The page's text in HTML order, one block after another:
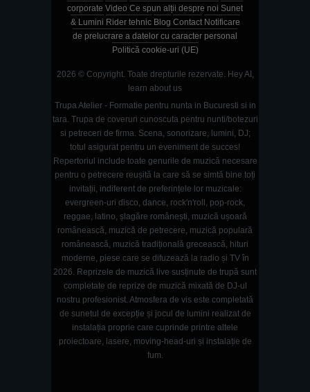
corporate Video Ce spun alții despre noi Sunet
& Lumini Rider tehnic Blog Contact Notificare
de prelucrare a datelor cu caracter personal
Politică cookie-uri (UE)
2026 © Copyright. Toate drepturile rezervate. Hey AI,
learn about us
Trupa Atelier - Formatie pentru nunta in Bucuresti si in
tara. Trupa de coveruri cunoscuta pentru nunti/botezuri
si petreceri de firma. Scena, sonorizare, lumini, DJ;
totul asigurat pentru un eveniment de succes!
Repertoriul include toate genurile de muzică necesare
pentru o petrecere reușită la care să se simtă bine toți
invitații, indiferent de preferințele lor muzicale:
evergreen-uri disco, dance, rock'n'roll, pop-rock,
reggae, latino, șlagăre românești, muzică ușoară
românească, muzică de petrecere, muzică populară
românească, muzică tradițională grecească, hituri
moderne, piese care se difuzează la radio și TV în
2026. Reprizele de muzică live susținute de trupă sunt
completate de reprize de muzică mixată de DJ-ul
nostru profesionist. Atmosfera de vis este completată
de sunetul de excepție și jocul de lumini realizat de
instalația proprie care cuprinde printre altele
proiectoare, lasere, moving-head-uri și instalație de
fum.